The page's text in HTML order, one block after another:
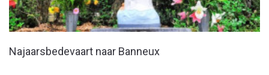
Najaarsbedevaart naar Banneux